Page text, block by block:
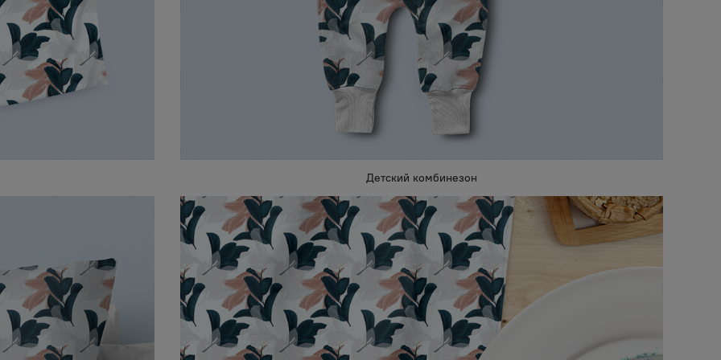
Детский комбинезон